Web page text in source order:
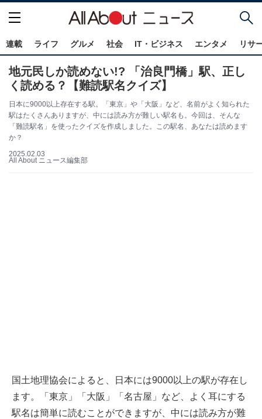
連載 ライフ グルメ 社会 IT・ビジネス エンタメ リサ
地元民しか読めない!? 「治良門橋」駅、正し
く読める？【難読駅名クイズ】
日本に9000以上存在する駅。「東京」や「大阪」など、名前がよく知られた
駅はたくさんありますが、中には読み方が難しい駅名も。今回は、そんな
「難読駅名」を使ったクイズを作成しました。この駅名、あなたは読めます
か？
2025.02.03
All About ニュース編集部
国土地理協会によると、日本には9000以上の駅が存在し
ます。「東京」「大阪」「名古屋」など、よく耳にする
駅名は簡単に読むことができますが、中には読み方が難